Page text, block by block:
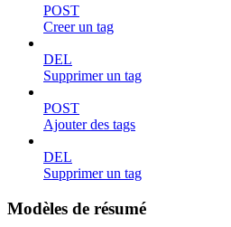
POST
Creer un tag
DEL
Supprimer un tag
POST
Ajouter des tags
DEL
Supprimer un tag
Modèles de résumé